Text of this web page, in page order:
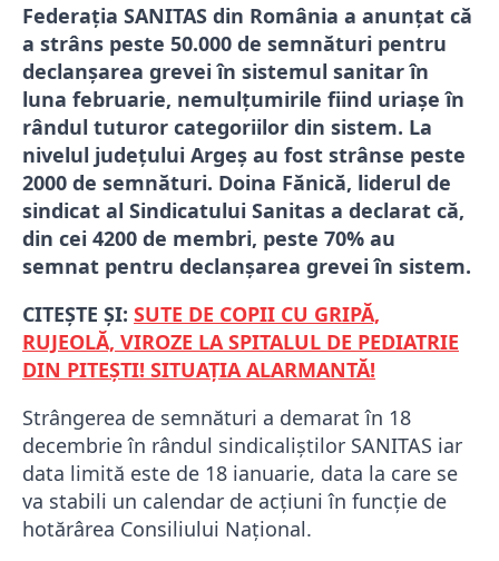
Federaţia SANITAS din România a anunţat că
a strâns peste 50.000 de semnături pentru
declanşarea grevei în sistemul sanitar în
luna februarie, nemulțumirile fiind uriașe în
rândul tuturor categoriilor din sistem. La
nivelul județului Argeș au fost strânse peste
2000 de semnături. Doina Fănică, liderul de
sindicat al Sindicatului Sanitas a declarat că,
din cei 4200 de membri, peste 70% au
semnat pentru declanșarea grevei în sistem.
CITEȘTE ȘI: SUTE DE COPII CU GRIPĂ,
RUJEOLĂ, VIROZE LA SPITALUL DE PEDIATRIE
DIN PITEȘTI! SITUAȚIA ALARMANTĂ!
Strângerea de semnături a demarat în 18
decembrie în rândul sindicaliştilor SANITAS iar
data limită este de 18 ianuarie, data la care se
va stabili un calendar de acțiuni în funcție de
hotărârea Consiliului Național.